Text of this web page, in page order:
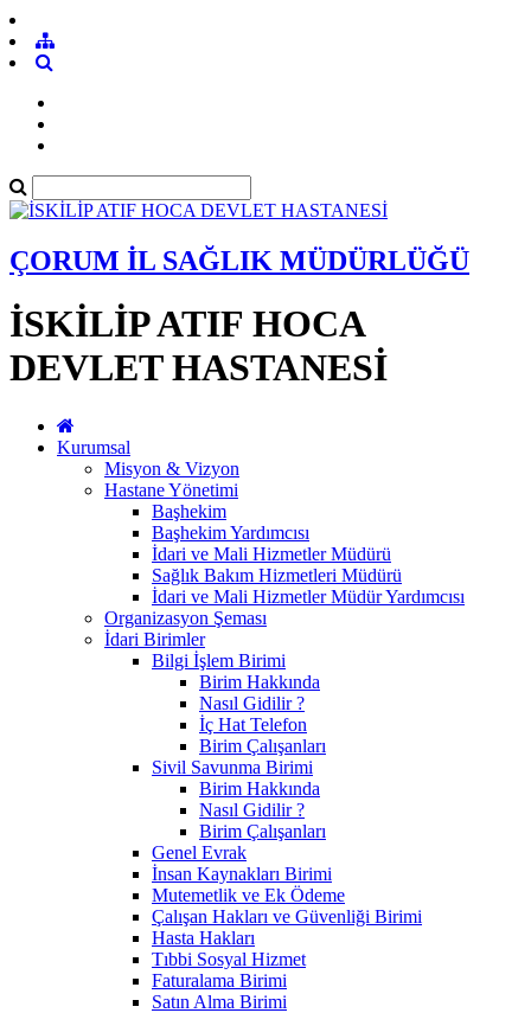
ÇORUM İL SAĞLIK MÜDÜRLÜĞÜ
İSKİLİP ATIF HOCA
DEVLET HASTANESİ
Kurumsal
Misyon & Vizyon
Hastane Yönetimi
Başhekim
Başhekim Yardımcısı
İdari ve Mali Hizmetler Müdürü
Sağlık Bakım Hizmetleri Müdürü
İdari ve Mali Hizmetler Müdür Yardımcısı
Organizasyon Şeması
İdari Birimler
Bilgi İşlem Birimi
Birim Hakkında
Nasıl Gidilir ?
İç Hat Telefon
Birim Çalışanları
Sivil Savunma Birimi
Birim Hakkında
Nasıl Gidilir ?
Birim Çalışanları
Genel Evrak
İnsan Kaynakları Birimi
Mutemetlik ve Ek Ödeme
Çalışan Hakları ve Güvenliği Birimi
Hasta Hakları
Tıbbi Sosyal Hizmet
Faturalama Birimi
Satın Alma Birimi